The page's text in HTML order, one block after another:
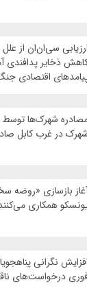
ارزیابی سی‌ان‌ان از
ذخایر پدافندی
اقتصادی
شهرک‌ها توسط
شهرک در غرب کابل
بازسازی «روضه
همکاری
افزایش نگرانی
درخواست‌های